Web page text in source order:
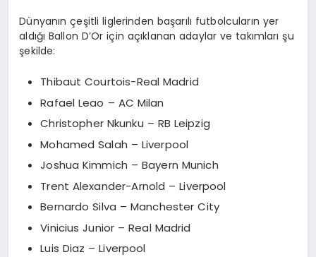
Dünyanın çeşitli liglerinden başarılı futbolcuların yer
aldığı Ballon D’Or için açıklanan adaylar ve takımları şu
şekilde:
Thibaut Courtois-Real Madrid
Rafael Leao – AC Milan
Christopher Nkunku – RB Leipzig
Mohamed Salah – Liverpool
Joshua Kimmich – Bayern Munich
Trent Alexander-Arnold – Liverpool
Bernardo Silva – Manchester City
Vinicius Junior – Real Madrid
Luis Diaz – Liverpool